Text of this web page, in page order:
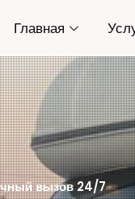
Главная
вызов 24/7